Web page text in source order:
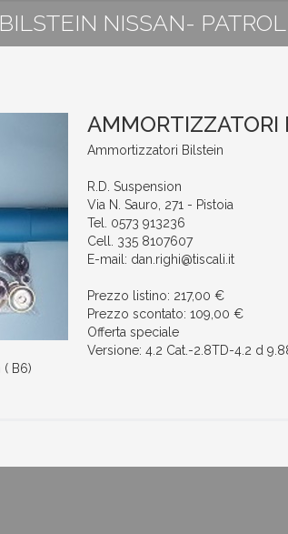
NISSAN-
AMMORTIZZATORI
Ammortizzatori Bilstein
R.D. Suspension
Via N. Sauro, 271 - Pistoia
Tel. 0573 913236
Cell. 335 8107607
E-mail: dan.righi@tiscali.it
Prezzo listino: 217,00 €
Prezzo scontato: 109,00 €
Offerta speciale
Versione: 4.2 Cat.-2.8TD-4.2 d
B6)